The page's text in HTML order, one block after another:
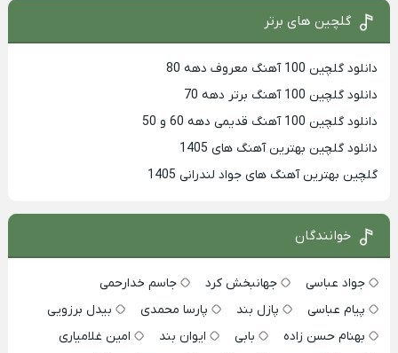
گلچین های برتر
دانلود گلچین 100 آهنگ معروف دهه 80
دانلود گلچین 100 آهنگ برتر دهه 70
دانلود گلچین 100 آهنگ قدیمی دهه 60 و 50
دانلود گلچین بهترین آهنگ های 1405
گلچین بهترین آهنگ های جواد لندرانی 1405
خوانندگان
جواد عباسی جهانبخش کرد
جاسم خدارحمی
پیام عباسی
پازل بند پارسا محمدی
بیدل برزویی
بهنام حسن زاده
بابی ایوان بند
امین غلامیاری